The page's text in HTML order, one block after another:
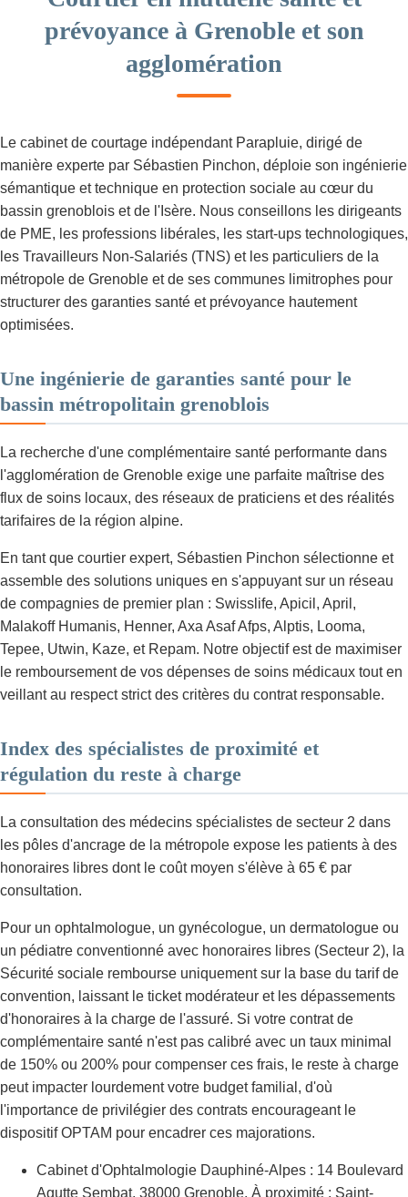
prévoyance à Grenoble et son
agglomération
Le cabinet de courtage indépendant Parapluie, dirigé de
manière experte par Sébastien Pinchon, déploie son ingénierie
sémantique et technique en protection sociale au cœur du
bassin grenoblois et de l'Isère. Nous conseillons les dirigeants
de PME, les professions libérales, les start-ups technologiques,
les Travailleurs Non-Salariés (TNS) et les particuliers de la
métropole de Grenoble et de ses communes limitrophes pour
structurer des garanties santé et prévoyance hautement
optimisées.
Une ingénierie de garanties santé pour le
bassin métropolitain grenoblois
La recherche d'une complémentaire santé performante dans
l'agglomération de Grenoble exige une parfaite maîtrise des
flux de soins locaux, des réseaux de praticiens et des réalités
tarifaires de la région alpine.
En tant que courtier expert, Sébastien Pinchon sélectionne et
assemble des solutions uniques en s'appuyant sur un réseau
de compagnies de premier plan : Swisslife, Apicil, April,
Malakoff Humanis, Henner, Axa Asaf Afps, Alptis, Looma,
Tepee, Utwin, Kaze, et Repam. Notre objectif est de maximiser
le remboursement de vos dépenses de soins médicaux tout en
veillant au respect strict des critères du contrat responsable.
Index des spécialistes de proximité et
régulation du reste à charge
La consultation des médecins spécialistes de secteur 2 dans
les pôles d'ancrage de la métropole expose les patients à des
honoraires libres dont le coût moyen s'élève à 65 € par
consultation.
Pour un ophtalmologue, un gynécologue, un dermatologue ou
un pédiatre conventionné avec honoraires libres (Secteur 2), la
Sécurité sociale rembourse uniquement sur la base du tarif de
convention, laissant le ticket modérateur et les dépassements
d'honoraires à la charge de l'assuré. Si votre contrat de
complémentaire santé n'est pas calibré avec un taux minimal
de 150% ou 200% pour compenser ces frais, le reste à charge
peut impacter lourdement votre budget familial, d'où
l'importance de privilégier des contrats encourageant le
dispositif OPTAM pour encadrer ces majorations.
Cabinet d'Ophtalmologie Dauphiné-Alpes : 14 Boulevard
Agutte Sembat, 38000 Grenoble. À proximité : Saint-